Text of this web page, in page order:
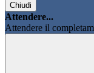
Chiudi
Attendere...
Attendere il